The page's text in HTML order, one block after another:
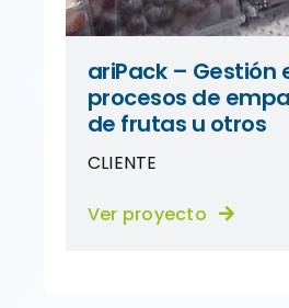
ariPack – Gestión
procesos de
de frutas u otros
CLIENTE
Ver proyecto